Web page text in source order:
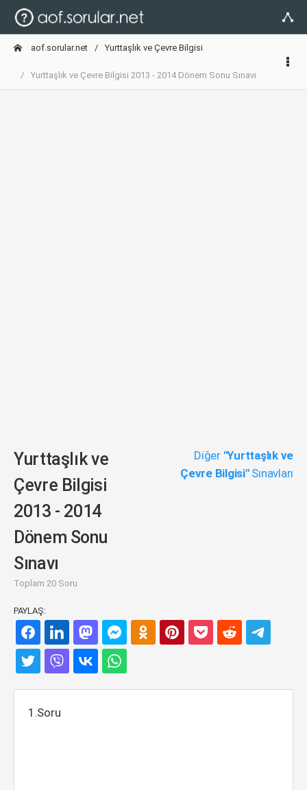
aof.sorular.net Yurttaşlık ve Çevre Bilgisi
Yurttaşlık ve Çevre Bilgisi 2013 - 2014 Dönem Sonu Sınavı
Yurttaşlık ve
Çevre Bilgisi
2013 - 2014
Dönem Sonu
Sınavı
Toplam 20 Soru
Diğer "Yurttaşlık ve
Çevre Bilgisi"Sınavları
PAYLAŞ:
1.Soru